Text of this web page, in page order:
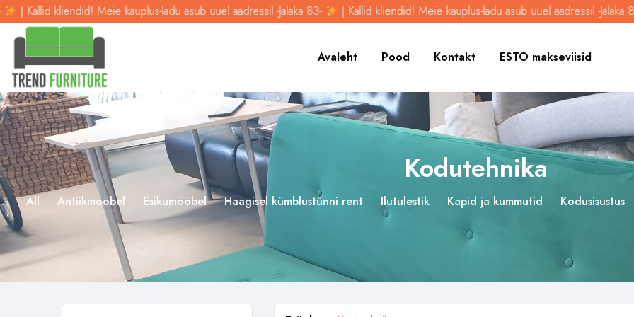
kliendid! Meie kauplus-ladu asub uuel aadressil -Jalaka 83- | Kallid kliendid! Meie kauplus-ladu asub uuel aadressil -Jalaka 83-
Avaleht Pood Kontakt ESTO makseviisid
Kodutehnika
All Antiikmööbel Esikumööbel Haagisel kümblustünni rent Ilutulestik Kapid ja kummutid Kodusisustus